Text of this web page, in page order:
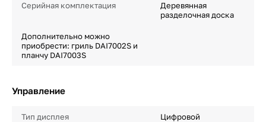
Серийная комплектация
Деревянная
разделочная доска
Дополнительно можно
приобрести: гриль DAI7002S и
планчу DAI7003S
Управление
Тип дисплея Цифровой